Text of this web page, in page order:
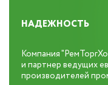
НАДЕЖНОСТЬ
Компания
и партнер ведущих
производителей